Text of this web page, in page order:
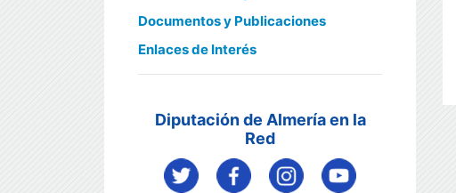
Documentos y Publicaciones
Enlaces de Interés
Diputación de Almería en la
Red